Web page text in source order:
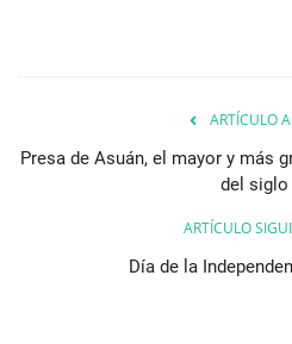
ARTÍCULO
Presa de Asuán, el mayor y más
del siglo
ARTÍCULO
Día de la